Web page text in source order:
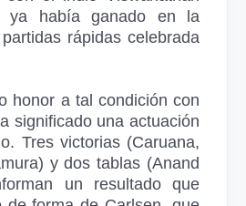
ya había ganado en la
rápidas celebrada
honor a tal condición con
significado una actuación
Tres victorias (Caruana,
y dos tablas (Anand
un resultado que